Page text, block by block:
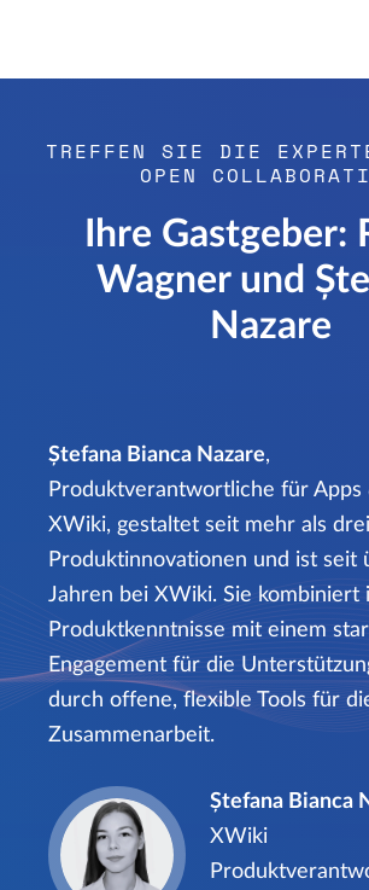
TREFFEN SIE DIE
OPEN
Ihre Gastgeber:
Wagner und
Nazare
Ștefana Bianca Nazare,
Produktverantwortliche für Apps
XWiki, gestaltet seit mehr als
Produktinnovationen und ist seit
Jahren bei XWiki. Sie kombiniert
Produktkenntnisse mit einem
Engagement für die
durch offene, flexible Tools für
Zusammenarbeit.
Ștefana Bianca
XWiki